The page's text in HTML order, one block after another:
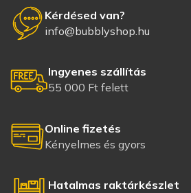
Kérdésed van?
info@bubblyshop.hu
Ingyenes szállítás
55 000 Ft felett
Online fizetés
Kényelmes és gyors
Hatalmas raktárkészlet